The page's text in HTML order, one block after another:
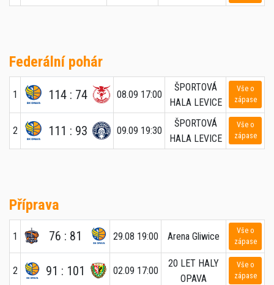
Federální pohár
1 114 : 74 08.09 17:00
ŠPORTOVÁ
HALA LEVICE
Vše o
zápase
2 111 : 93 09.09 19:30
ŠPORTOVÁ
HALA LEVICE
Vše o
zápase
Příprava
1 76 : 81 29.08 19:00 Arena Gliwice
Vše o
zápase
2 91 : 101 02.09 17:00
20 LET HALY
OPAVA
Vše o
zápase